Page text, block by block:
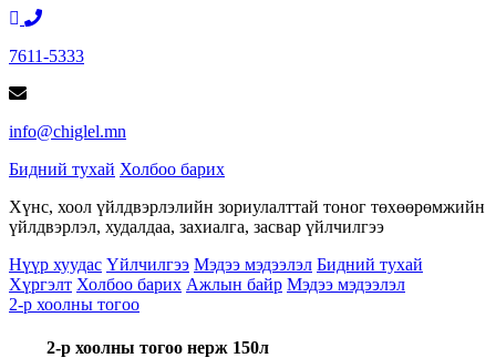
7611-5333
info@chiglel.mn
Бидний тухай Холбоо барих
Хүнс, хоол үйлдвэрлэлийн зориулалттай тоног төхөөрөмжийн
үйлдвэрлэл, худалдаа, захиалга, засвар үйлчилгээ
Нүүр хуудас Үйлчилгээ Мэдээ мэдээлэл Бидний тухай
Хүргэлт Холбоо барих Ажлын байр Мэдээ мэдээлэл
2-р хоолны тогоо
2-р хоолны тогоо нерж 150л